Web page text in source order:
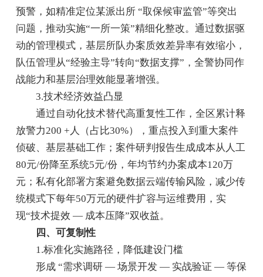
预警，如精准定位某派出所 “取保候审监管”等突出
问题，推动实施“一所一策”精细化整改。通过数据驱
动的管理模式，基层所队办案质效差异率有效缩小，
队伍管理从“经验主导”转向“数据支撑”，全警协同作
战能力和基层治理效能显著增强。
3.技术经济效益凸显
通过自动化技术替代高重复性工作，全区累计释
放警力200 +人（占比30%），重点投入到重大案件
侦破、基层基础工作；案件研判报告生成成本从人工
80元/份降至系统5元/份，年均节约办案成本120万
元；私有化部署方案避免数据云端传输风险，减少传
统模式下每年50万元的硬件扩容与运维费用，实
现“技术提效 — 成本压降”双收益。
四、可复制性
1.标准化实施路径，降低建设门槛
形成 “需求调研 — 场景开发 — 实战验证 — 等保